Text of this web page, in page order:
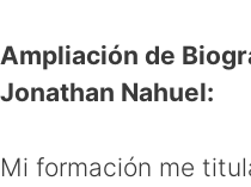
Ampliación de
Jonathan Nahuel:
Mi formación me